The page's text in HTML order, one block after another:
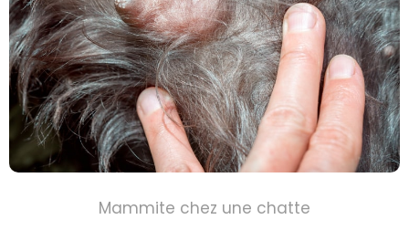
Mammite chez une chatte